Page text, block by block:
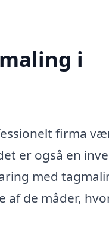
i
firma
er også en
med
af de måder,